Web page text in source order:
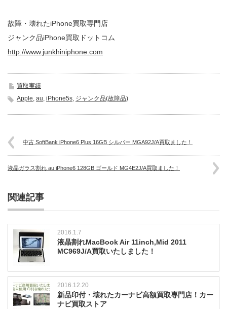
故障・壊れたiPhone買取専門店
ジャンク品iPhone買取ドットコム
http://www.junkhiniphone.com
買取実績
Apple, au, iPhone5s, ジャンク品(故障品)
中古 SoftBank iPhone6 Plus 16GB シルバー MGA92J/A買取ました！
液晶ガラス割れ au iPhone6 128GB ゴールド MG4E2J/A買取ました！
関連記事
2016.1.7
液晶割れMacBook Air 11inch,Mid 2011
MC969J/A買取いたしました！
2016.12.20
新品印付・壊れたカーナビ高額買取専門店！カー
ナビ買取ストア